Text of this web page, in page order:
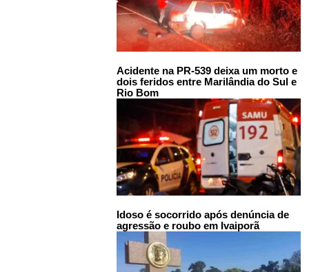
Acidente na PR-539 deixa um morto e
dois feridos entre Marilândia do Sul e
Rio Bom
Idoso é socorrido após denúncia de
agressão e roubo em Ivaiporã